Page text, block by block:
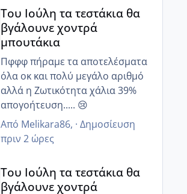
Γι αυτό μας είπε να κάνουμε πιο
στοχευμένα επαφή..
Μετά από κάποιες ώρες πόσα
ζουν?
Του Ιούλη τα τεστάκια θα
βγάλουνε χοντρά
μπουτάκια
Πφφφ πήραμε τα αποτελέσματα
όλα οκ και πολύ μεγάλο αριθμό
αλλά η Ζωτικότητα χάλια 39%
απογοήτευση..... 😢
Από Melikara86, · Δημοσίευση
πριν 2 ώρες
Του Ιούλη τα τεστάκια θα
βγάλουνε χοντρά